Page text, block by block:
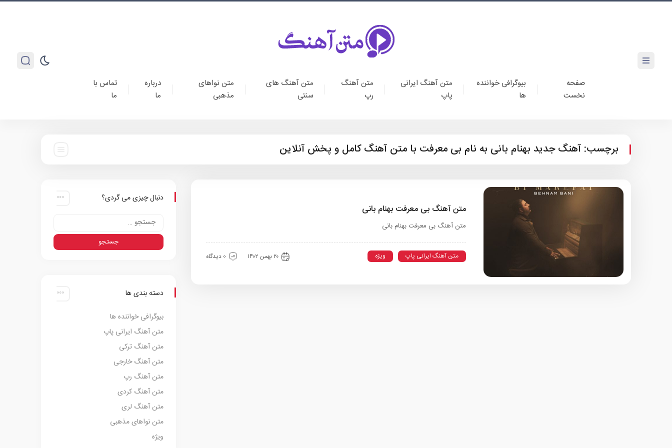
صفحه
نخست
بیوگرافی خواننده
ها
متن آهنگ ایرانی
پاپ
متن آهنگ
رپ
متن آهنگ های
سنتی
متن نواهای
مذهبی
درباره
ما
تماس با
ما
برچسب: آهنگ جدید بهنام بانی به نام بی معرفت با متن آهنگ کامل و پخش آنلاین
متن آهنگ بی معرفت بهنام بانی
متن آهنگ بی معرفت بهنام بانی
متن آهنگ ایرانی پاپ ویژه ۲۰ بهمن ۱۴۰۲ 0 دیدگاه
دنبال چیزی می گردی؟
دسته بندی ها
بیوگرافی خواننده ها
متن آهنگ ایرانی پاپ
متن آهنگ ترکی
متن آهنگ خارجی
متن آهنگ رپ
متن آهنگ کردی
متن آهنگ لری
متن نواهای مذهبی
ویژه